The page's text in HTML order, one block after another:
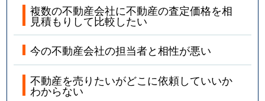
みどりの南
3,800万円
みどりの
南中妻
1,900万円
荒川沖
南中妻
2,000万円
ひたち野うしく
森の里
複数の不動産会社に不動産の査定価格を相
見積もりして比較したい
今の不動産会社の担当者と相性が悪い
不動産を売りたいがどこに依頼していいか
わからない